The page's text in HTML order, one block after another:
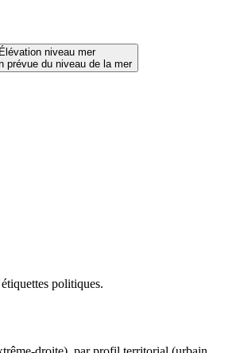
Élévation niveau mer
prévue du niveau de la mer
politiques.